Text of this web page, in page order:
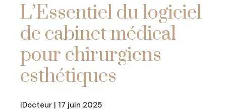
L’Essentiel du logiciel
de cabinet médical
pour chirurgiens
esthétiques
iDocteur | 17 juin 2025